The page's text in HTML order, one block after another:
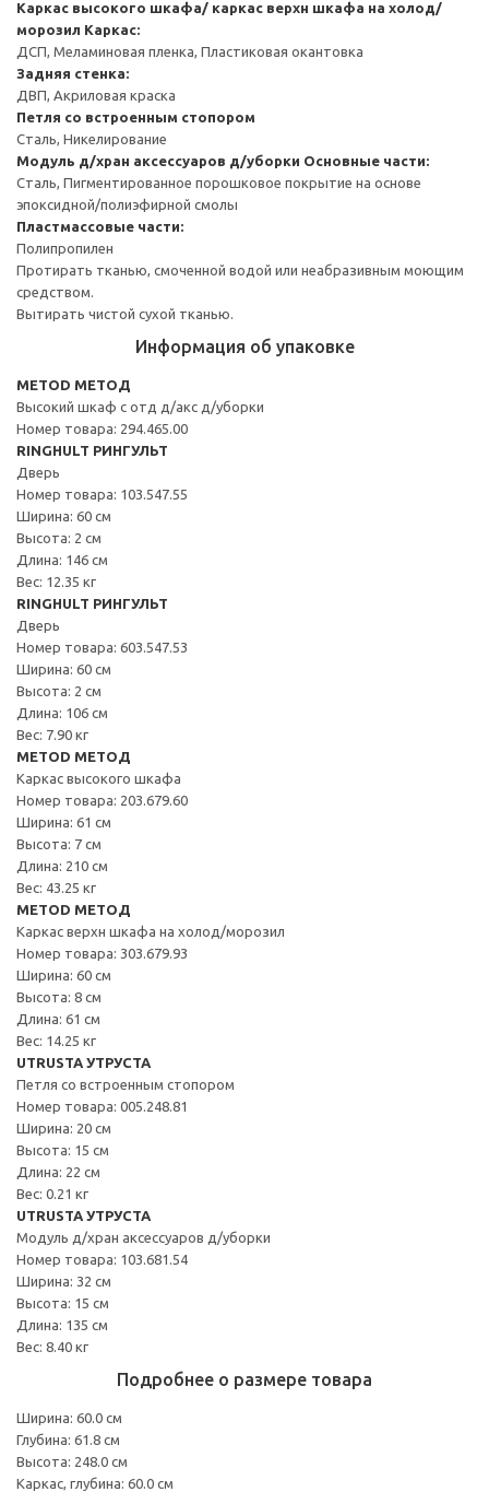
Каркас высокого шкафа/ каркас верхн шкафа на холод/
морозил Каркас:
ДСП, Меламиновая пленка, Пластиковая окантовка
Задняя стенка:
ДВП, Акриловая краска
Петля со встроенным стопором
Сталь, Никелирование
Модуль д/хран аксессуаров д/уборки Основные части:
Сталь, Пигментированное порошковое покрытие на основе
эпоксидной/полиэфирной смолы
Пластмассовые части:
Полипропилен
Протирать тканью, смоченной водой или неабразивным моющим
средством.
Вытирать чистой сухой тканью.
Информация об упаковке
METOD МЕТОД
Высокий шкаф с отд д/акс д/уборки
Номер товара: 294.465.00
RINGHULT РИНГУЛЬТ
Дверь
Номер товара: 103.547.55
Ширина: 60 см
Высота: 2 см
Длина: 146 см
Вес: 12.35 кг
RINGHULT РИНГУЛЬТ
Дверь
Номер товара: 603.547.53
Ширина: 60 см
Высота: 2 см
Длина: 106 см
Вес: 7.90 кг
METOD МЕТОД
Каркас высокого шкафа
Номер товара: 203.679.60
Ширина: 61 см
Высота: 7 см
Длина: 210 см
Вес: 43.25 кг
METOD МЕТОД
Каркас верхн шкафа на холод/морозил
Номер товара: 303.679.93
Ширина: 60 см
Высота: 8 см
Длина: 61 см
Вес: 14.25 кг
UTRUSTA УТРУСТА
Петля со встроенным стопором
Номер товара: 005.248.81
Ширина: 20 см
Высота: 15 см
Длина: 22 см
Вес: 0.21 кг
UTRUSTA УТРУСТА
Модуль д/хран аксессуаров д/уборки
Номер товара: 103.681.54
Ширина: 32 см
Высота: 15 см
Длина: 135 см
Вес: 8.40 кг
Подробнее о размере товара
Ширина: 60.0 см
Глубина: 61.8 см
Высота: 248.0 см
Каркас, глубина: 60.0 см